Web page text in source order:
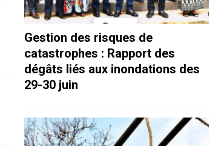
Gestion des risques de
catastrophes : Rapport des
dégâts liés aux inondations des
29-30 juin